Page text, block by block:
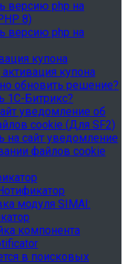
версию php на
8)
версию php на
купона
купона
обновить решение?
1С-Битрикс?
уведомление об
cookie (Для SF2)
на сайт уведомление
файлов cookie
модуля SIMAI:
компонента
в поисковых